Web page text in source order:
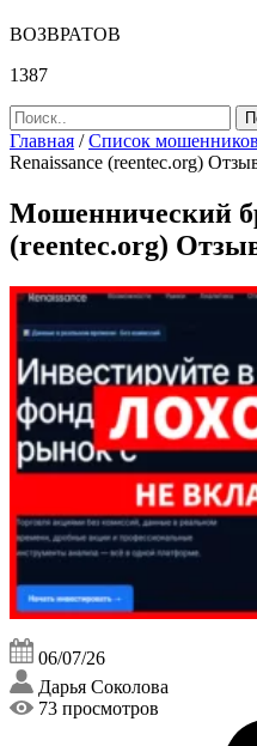
ВОЗВРАТОВ
1387
Главная /Список мошенников
Renaissance (reentec.org)
Мошеннический
(reentec.org)
06/07/26
Дарья Соколова
73 просмотров